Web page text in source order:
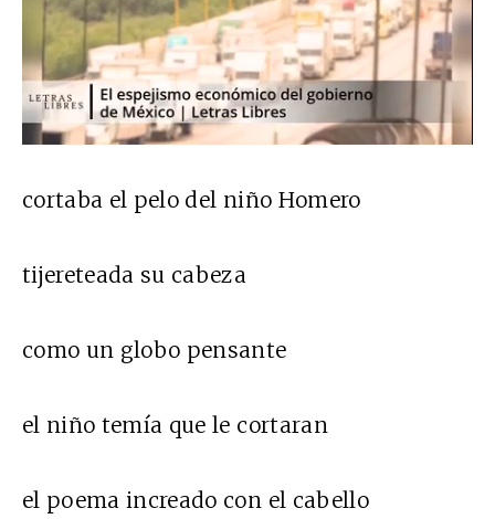
cortaba el pelo del niño Homero
tijereteada su cabeza
como un globo pensante
el niño temía que le cortaran
el poema increado con el cabello